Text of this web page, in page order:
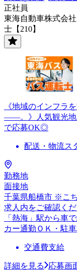
正社員
東海自動車株式会
士【210】
《地域のインフラ
――。》人気観光地
で応募OK◎
配送・物流ス
勤務地
面接地
千葉県船橋市 ※こ
求人内をご確認くだ
「熱海」駅から車
カー通勤ＯＫ・駐
交通費支給
詳細を見る
応募画